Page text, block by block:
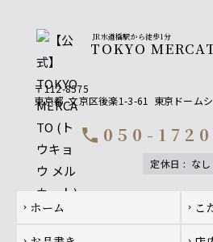
JR水道橋駅から徒歩1分
TOKYO
〒112-8575
東京都 文京区後楽1-3-61 東京ドーム
call 050-
定休日 : なし
Footer navigation
chevron_right ホーム chevron_right